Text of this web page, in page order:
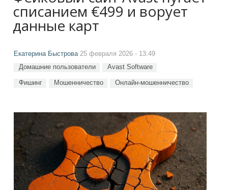
списанием €499 и ворует
данные карт
Екатерина Быстрова25 февраля 2026 - 13:49
Домашние пользователи Avast Software
Фишинг Мошенничество Онлайн-мошенничество